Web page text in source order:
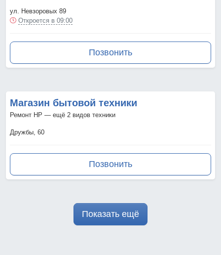
ул. Невзоровых 89
Откроется в 09:00
Позвонить
Магазин бытовой техники
Ремонт HP — ещё 2 видов техники
Дружбы, 60
Позвонить
Показать ещё